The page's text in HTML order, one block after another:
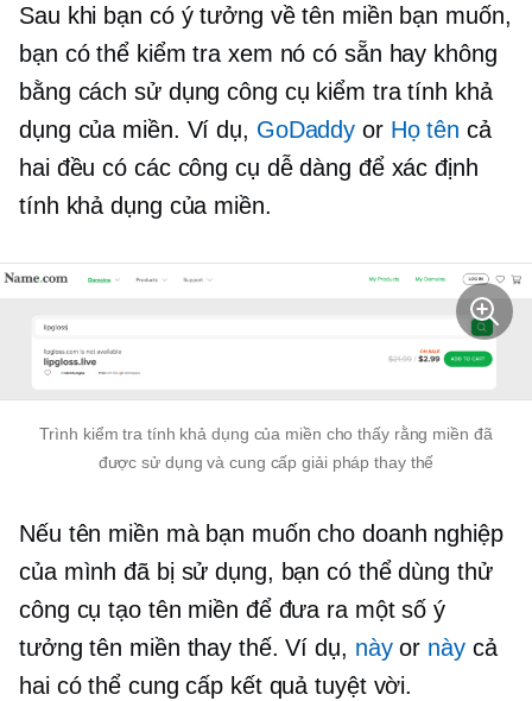
Sau khi bạn có ý tưởng về tên miền bạn muốn,
bạn có thể kiểm tra xem nó có sẵn hay không
bằng cách sử dụng công cụ kiểm tra tính khả
dụng của miền. Ví dụ, GoDaddy or Họ tên cả
hai đều có các công cụ dễ dàng để xác định
tính khả dụng của miền.
Trình kiểm tra tính khả dụng của miền cho thấy rằng miền đã
được sử dụng và cung cấp giải pháp thay thế
Nếu tên miền mà bạn muốn cho doanh nghiệp
của mình đã bị sử dụng, bạn có thể dùng thử
công cụ tạo tên miền để đưa ra một số ý
tưởng tên miền thay thế. Ví dụ, nàyor nàycả
hai có thể cung cấp kết quả tuyệt vời.